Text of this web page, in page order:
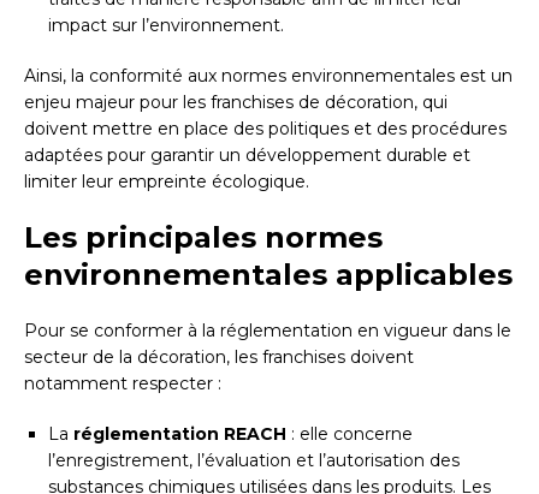
impact sur l’environnement.
Ainsi, la conformité aux normes environnementales est un
enjeu majeur pour les franchises de décoration, qui
doivent mettre en place des politiques et des procédures
adaptées pour garantir un développement durable et
limiter leur empreinte écologique.
Les principales normes
environnementales applicables
Pour se conformer à la réglementation en vigueur dans le
secteur de la décoration, les franchises doivent
notamment respecter :
La réglementation REACH : elle concerne
l’enregistrement, l’évaluation et l’autorisation des
substances chimiques utilisées dans les produits. Les